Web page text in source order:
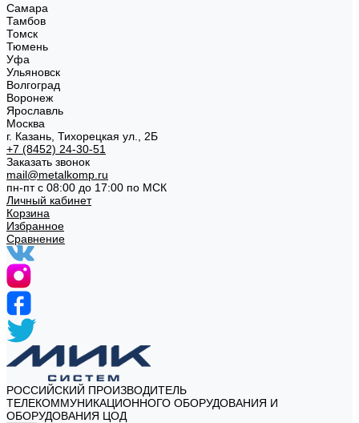
Самара
Тамбов
Томск
Тюмень
Уфа
Ульяновск
Волгоград
Воронеж
Ярославль
Москва
г. Казань, Тихорецкая ул., 2Б
+7 (8452) 24-30-51
Заказать звонок
mail@metalkomp.ru
пн-пт с 08:00 до 17:00 по МСК
Личный кабинет
Корзина
Избранное
Сравнение
РОССИЙСКИЙ ПРОИЗВОДИТЕЛЬ
ТЕЛЕКОММУНИКАЦИОННОГО ОБОРУДОВАНИЯ И
ОБОРУДОВАНИЯ ЦОД